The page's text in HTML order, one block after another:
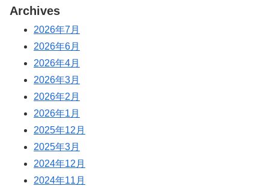
Archives
2026年7月
2026年6月
2026年4月
2026年3月
2026年2月
2026年1月
2025年12月
2025年3月
2024年12月
2024年11月